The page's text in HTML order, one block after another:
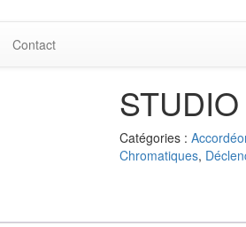
Contact
Catégories :
Chromatiques,